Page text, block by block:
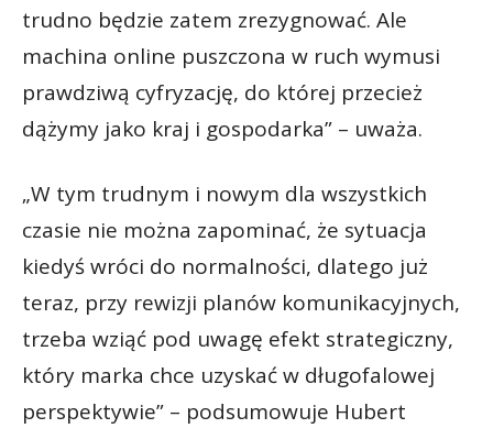
trudno będzie zatem zrezygnować. Ale
machina online puszczona w ruch wymusi
prawdziwą cyfryzację, do której przecież
dążymy jako kraj i gospodarka” – uważa.
„W tym trudnym i nowym dla wszystkich
czasie nie można zapominać, że sytuacja
kiedyś wróci do normalności, dlatego już
teraz, przy rewizji planów komunikacyjnych,
trzeba wziąć pod uwagę efekt strategiczny,
który marka chce uzyskać w długofalowej
perspektywie” – podsumowuje Hubert